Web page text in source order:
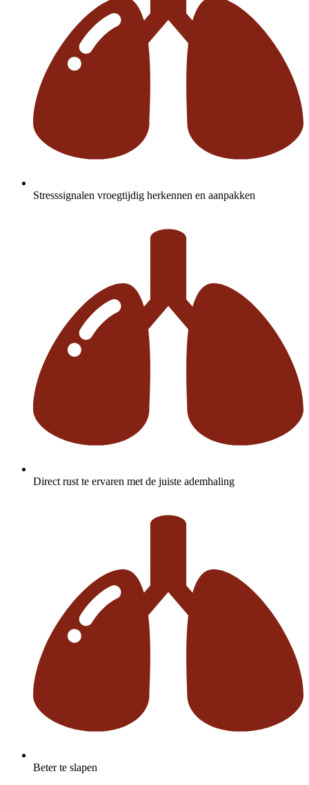
Stresssignalen vroegtijdig herkennen en aanpakken
Direct rust te ervaren met de juiste ademhaling
Beter te slapen